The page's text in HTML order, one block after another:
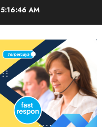
5:16:46 AM